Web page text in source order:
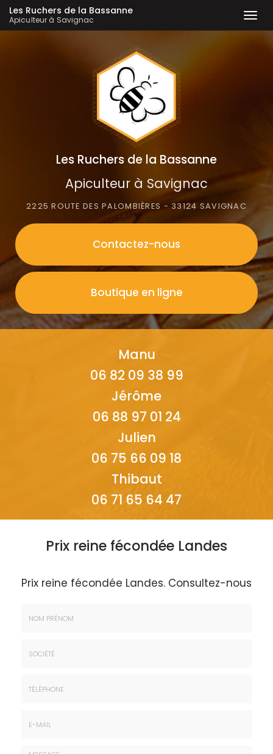
Les Ruchers de la Bassanne
Apiculteur à Savignac
Les Ruchers de la Bassanne
Apiculteur à Savignac
2225 ROUTE DES PALOMBIÈRES - 33124 SAVIGNAC
Contactez-nous
Boutique en ligne
Manu
06 82 09 38 99
Jérôme
06 88 97 01 24
Julien
06 75 66 09 18
Thibaut
06 71 65 64 47
Prix reine fécondée Landes
Prix reine fécondée Landes. Consultez-nous